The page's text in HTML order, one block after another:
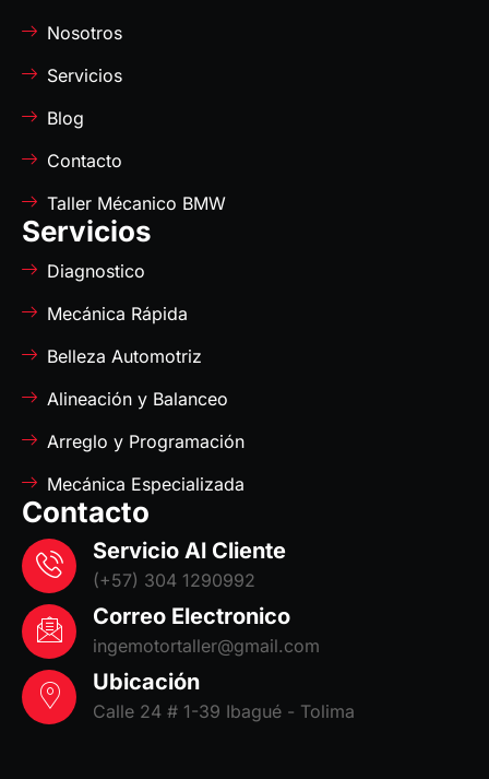
Nosotros
Servicios
Blog
Contacto
Taller Mécanico BMW
Servicios
Diagnostico
Mecánica Rápida
Belleza Automotriz
Alineación y Balanceo
Arreglo y Programación
Mecánica Especializada
Contacto
Servicio Al Cliente
(+57) 304 1290992
Correo Electronico
ingemotortaller@gmail.com
Ubicación
Calle 24 # 1-39 Ibagué - Tolima